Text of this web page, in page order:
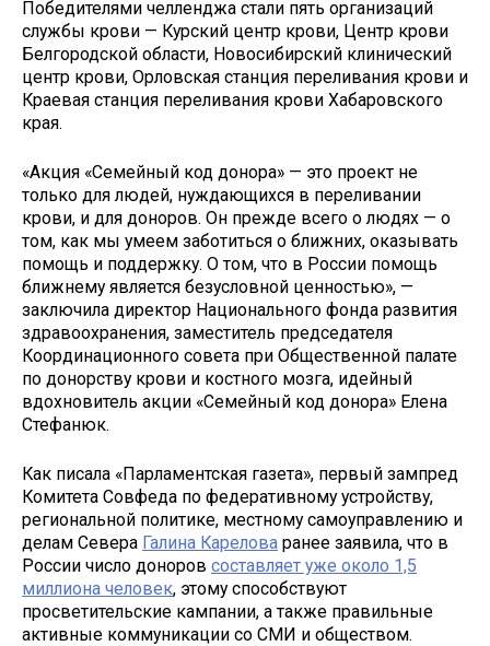
Победителями челленджа стали пять организаций
службы крови — Курский центр крови, Центр крови
Белгородской области, Новосибирский клинический
центр крови, Орловская станция переливания крови и
Краевая станция переливания крови Хабаровского
края.
«Акция «Семейный код донора» — это проект не
только для людей, нуждающихся в переливании
крови, и для доноров. Он прежде всего о людях — о
том, как мы умеем заботиться о ближних, оказывать
помощь и поддержку. О том, что в России помощь
ближнему является безусловной ценностью», —
заключила директор Национального фонда развития
здравоохранения, заместитель председателя
Координационного совета при Общественной палате
по донорству крови и костного мозга, идейный
вдохновитель акции «Семейный код донора» Елена
Стефанюк.
Как писала «Парламентская газета», первый зампред
Комитета Совфеда по федеративному устройству,
региональной политике, местному самоуправлению и
делам Севера Галина Карелова ранее заявила, что в
России число доноров составляет уже около 1,5
миллиона человек, этому способствуют
просветительские кампании, а также правильные
активные коммуникации со СМИ и обществом.